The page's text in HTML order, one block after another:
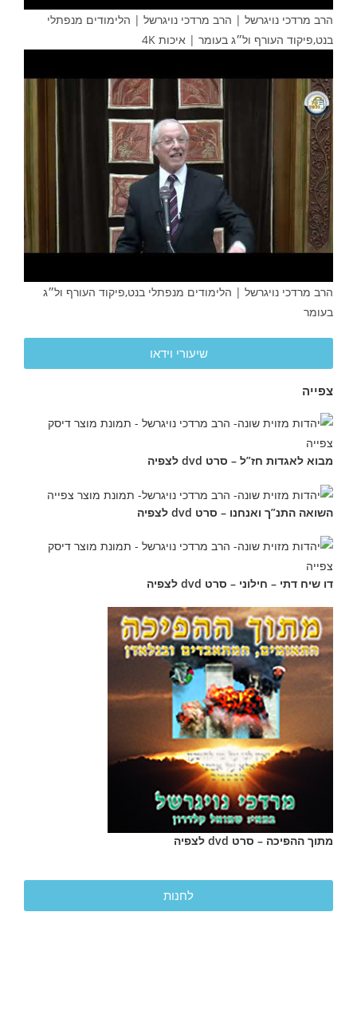
הרב מרדכי נויגרשל | הרב מרדכי נויגרשל | הלימודים מנפתלי
בנט,פיקוד העורף ול״ג בעומר | איכות 4K
הרב מרדכי נויגרשל | הלימודים מנפתלי בנט,פיקוד העורף ול״ג
בעומר
שיעורי וידאו
צפייה
מבוא לאגדות חז”ל – סרט dvd לצפיה
השואה התנ”ך ואנחנו – סרט dvd לצפיה
דו שיח דתי – חילוני – סרט dvd לצפיה
מתוך ההפיכה – סרט dvd לצפיה
לחנות